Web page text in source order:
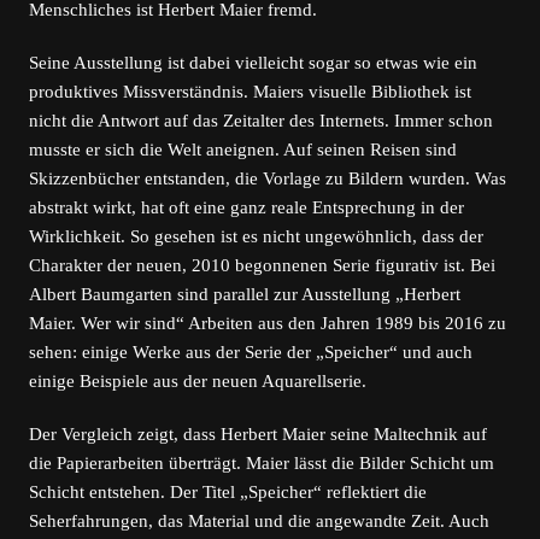
Menschliches ist Herbert Maier fremd.
Seine Ausstellung ist dabei vielleicht sogar so etwas wie ein
produktives Missverständnis. Maiers visuelle Bibliothek ist
nicht die Antwort auf das Zeitalter des Internets. Immer schon
musste er sich die Welt aneignen. Auf seinen Reisen sind
Skizzenbücher entstanden, die Vorlage zu Bildern wurden. Was
abstrakt wirkt, hat oft eine ganz reale Entsprechung in der
Wirklichkeit. So gesehen ist es nicht ungewöhnlich, dass der
Charakter der neuen, 2010 begonnenen Serie figurativ ist. Bei
Albert Baumgarten sind parallel zur Ausstellung „Herbert
Maier. Wer wir sind“ Arbeiten aus den Jahren 1989 bis 2016 zu
sehen: einige Werke aus der Serie der „Speicher“ und auch
einige Beispiele aus der neuen Aquarellserie.
Der Vergleich zeigt, dass Herbert Maier seine Maltechnik auf
die Papierarbeiten überträgt. Maier lässt die Bilder Schicht um
Schicht entstehen. Der Titel „Speicher“ reflektiert die
Seherfahrungen, das Material und die angewandte Zeit. Auch